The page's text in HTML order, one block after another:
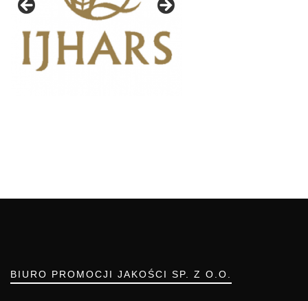
BIURO PROMOCJI JAKOŚCI SP. Z O.O.